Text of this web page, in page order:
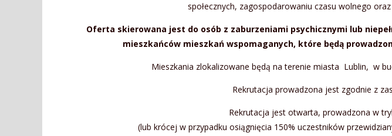
społecznych, zagospodarowaniu czasu wolnego
Oferta skierowana jest do osób z zaburzeniami psychicznymi lub
mieszkańców mieszkań wspomaganych, które będą
Mieszkania zlokalizowane będą na terenie miasta Lublin, w
Rekrutacja prowadzona jest zgodnie z
Rekrutacja jest otwarta, prowadzona w
(lub krócej w przypadku osiągnięcia 150% uczestników